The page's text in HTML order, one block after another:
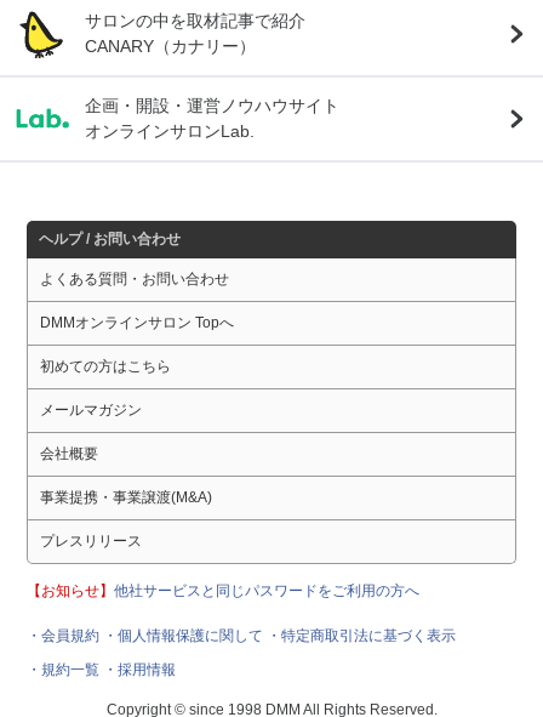
サロンの中を取材記事で紹介
CANARY（カナリー）
企画・開設・運営ノウハウサイト
オンラインサロンLab.
ヘルプ / お問い合わせ
よくある質問・お問い合わせ
DMMオンラインサロン Topへ
初めての方はこちら
メールマガジン
会社概要
事業提携・事業譲渡(M&A)
プレスリリース
【お知らせ】他社サービスと同じパスワードをご利用の方へ
・会員規約 ・個人情報保護に関して
・特定商取引法に基づく表示
・規約一覧 ・採用情報
Copyright © since 1998 DMM All Rights Reserved.